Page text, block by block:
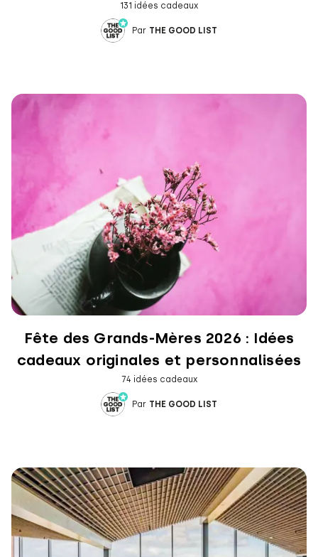
131 idées cadeaux
Par THE GOOD LIST
Fête des Grands-Mères 2026 : Idées
cadeaux originales et personnalisées
74 idées cadeaux
Par THE GOOD LIST